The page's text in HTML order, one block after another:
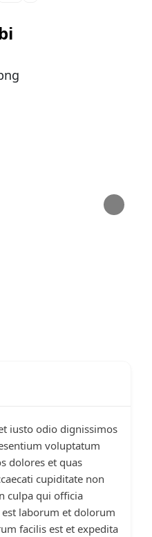
iusto odio dignissimos
voluptatum
dolores et quas
cupiditate non
culpa qui officia
laborum et dolorum
facilis est et expedita